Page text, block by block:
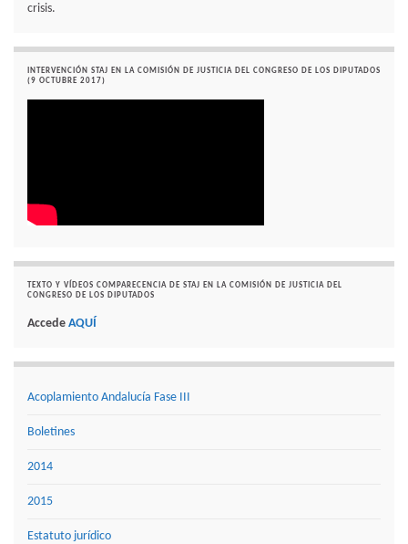
crisis.
INTERVENCIÓN STAJ EN LA COMISIÓN DE JUSTICIA DEL CONGRESO DE LOS DIPUTADOS
(9 OCTUBRE 2017)
TEXTO Y VÍDEOS COMPARECENCIA DE STAJ EN LA COMISIÓN DE JUSTICIA DEL
CONGRESO DE LOS DIPUTADOS
Accede AQUÍ
Acoplamiento Andalucía Fase III
Boletines
2014
2015
Estatuto jurídico